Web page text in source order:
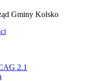
Gminy Kolsko
2.1